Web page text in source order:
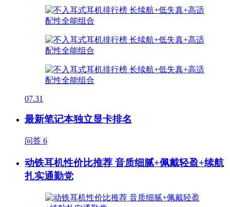
07.31
最新笔记本独立显卡排名
问答 6
动铁耳机性价比推荐 音质细腻+佩戴轻盈+续航
扎实通勤党